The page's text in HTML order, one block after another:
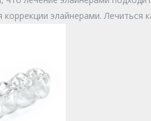
коррекции элайнерами. Лечиться